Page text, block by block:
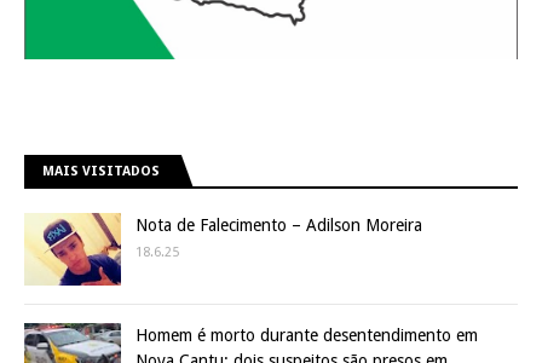
MAIS VISITADOS
Nota de Falecimento – Adilson Moreira
18.6.25
Homem é morto durante desentendimento em